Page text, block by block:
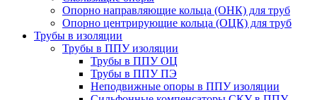
Опорно направляющие кольца (ОНК) для труб
Опорно центрирующие кольца (ОЦК) для труб
Трубы в изоляции
Трубы в ППУ изоляции
Трубы в ППУ ОЦ
Трубы в ППУ ПЭ
Неподвижные опоры в ППУ изоляции